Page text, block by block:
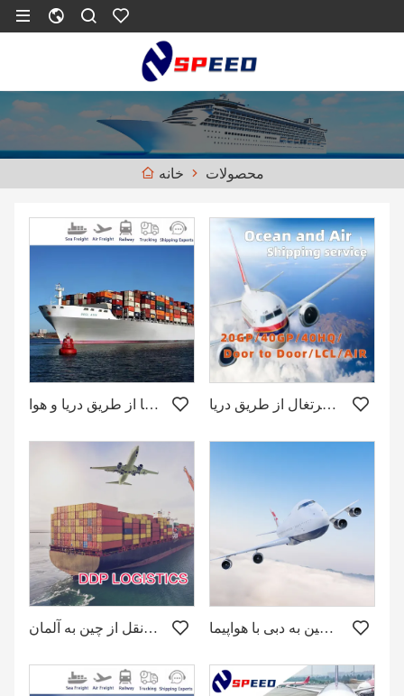
خانه محصولات
حمل و نقل از چین به کنیا از طریق دریا و هوا حمل و نقل از چین به پرتغال از طریق دریا
حمل و نقل از چین به آلمان حمل و نقل از چین به دبی با هواپیما